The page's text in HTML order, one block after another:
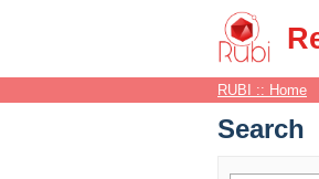
Search
RUBI :: Home
Search